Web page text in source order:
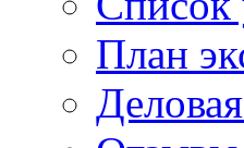
План